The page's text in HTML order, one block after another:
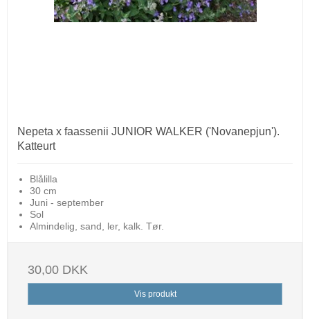
Nepeta x faassenii JUNIOR WALKER ('Novanepjun').
Katteurt
Blålilla
30 cm
Juni - september
Sol
Almindelig, sand, ler, kalk. Tør.
30,00 DKK
Vis produkt